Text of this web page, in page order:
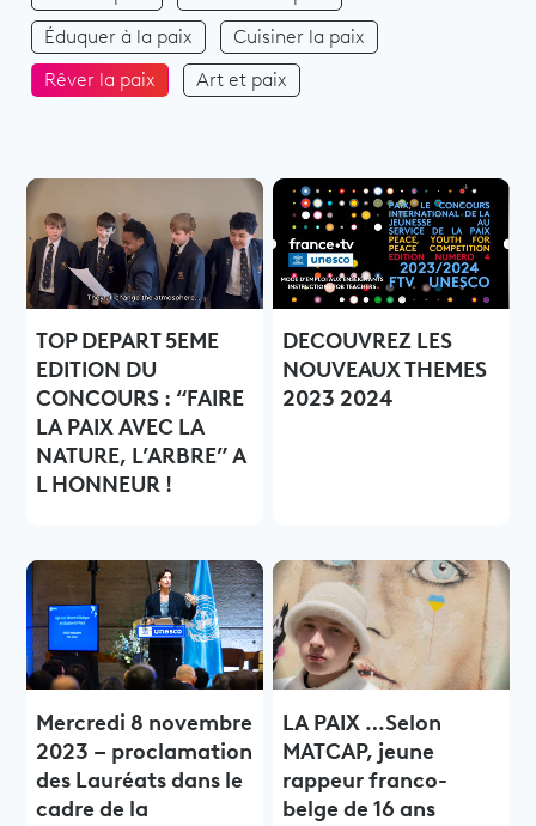
Éduquer à la paix Cuisiner la paix
Rêver la paix Art et paix
TOP DEPART 5EME
EDITION DU
CONCOURS : “FAIRE
LA PAIX AVEC LA
NATURE, L’ARBRE” A
L HONNEUR !
DECOUVREZ LES
NOUVEAUX THEMES
2023 2024
Mercredi 8 novembre
2023 – proclamation
des Lauréats dans le
cadre de la
LA PAIX …Selon
MATCAP, jeune
rappeur franco-
belge de 16 ans